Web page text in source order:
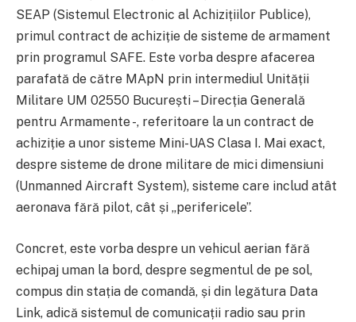
SEAP (Sistemul Electronic al Achizițiilor Publice),
primul contract de achiziție de sisteme de armament
prin programul SAFE. Este vorba despre afacerea
parafată de către MApN prin intermediul Unității
Militare UM 02550 București – Direcția Generală
pentru Armamente -, referitoare la un contract de
achiziție a unor sisteme Mini-UAS Clasa I. Mai exact,
despre sisteme de drone militare de mici dimensiuni
(Unmanned Aircraft System), sisteme care includ atât
aeronava fără pilot, cât și „perifericele”.
Concret, este vorba despre un vehicul aerian fără
echipaj uman la bord, despre segmentul de pe sol,
compus din stația de comandă, și din legătura Data
Link, adică sistemul de comunicații radio sau prin